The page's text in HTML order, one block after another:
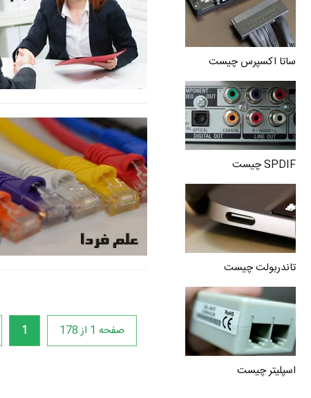
ساتا اکسپرس چیست
SPDIF چیست
تاندربولت چیست
اسپلیتر چیست
صفحه 1 از 178 1